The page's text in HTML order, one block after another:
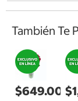
También Te
$649.00